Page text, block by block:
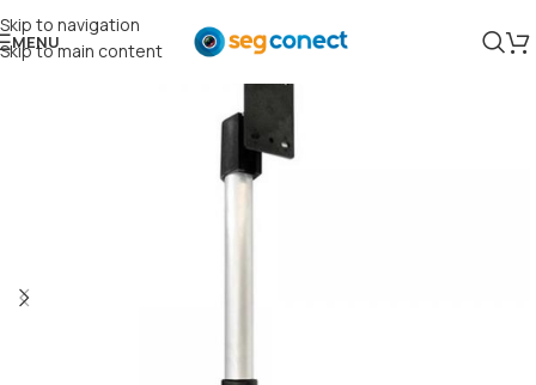
Skip to navigation
Skip to main content
MENU